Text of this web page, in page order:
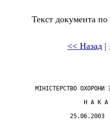
Текст документа
<< Назад |